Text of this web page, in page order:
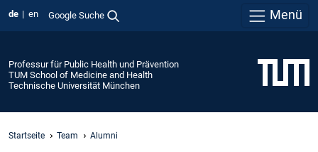
de en Google Suche Menü
Professur für Public Health und Prävention
TUM School of Medicine and Health
Technische Universität München
Startseite Team Alumni